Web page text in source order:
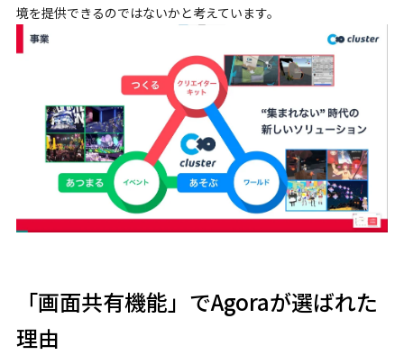
境を提供できるのではないかと考えています。
「画面共有機能」でAgoraが選ばれた
理由